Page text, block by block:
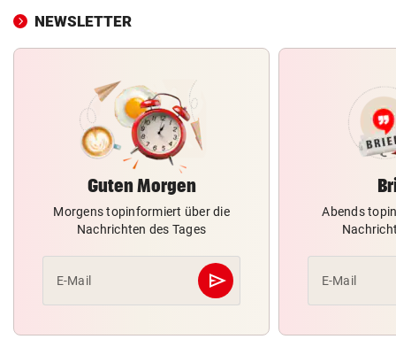
NEWSLETTER
Guten Morgen
Morgens topinformiert über die
Nachrichten des Tages
E-Mail send
Abschicken
Abends
E-Mail